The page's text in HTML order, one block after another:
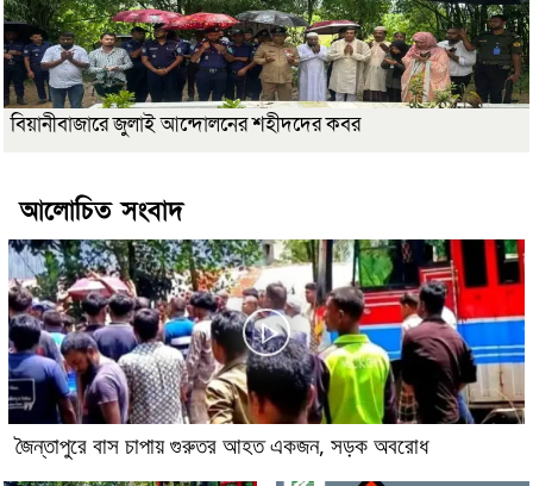
বিয়ানীবাজারে জুলাই আন্দোলনের শহীদদের কবর
আলোচিত সংবাদ
জৈন্তাপুরে বাস চাপায় গুরুতর আহত একজন, সড়ক অবরোধ